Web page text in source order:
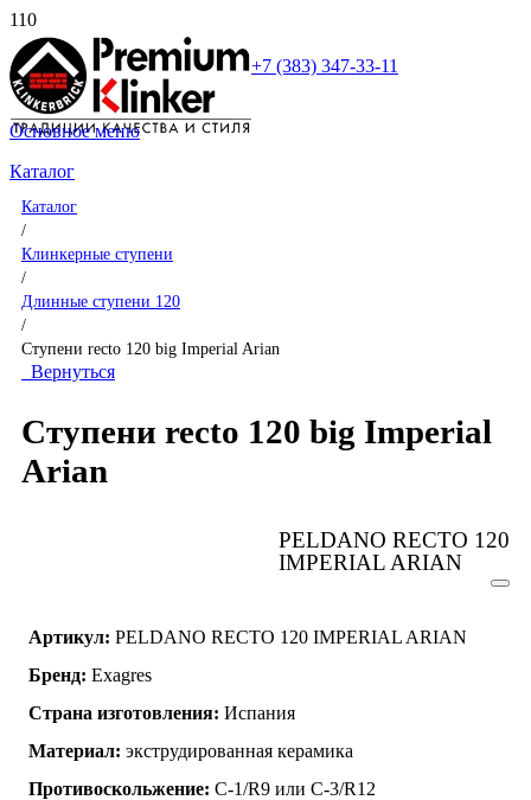
+7 (383) 347-33-11
Основное меню
Каталог
Каталог
/
Клинкерные ступени
/
Длинные ступени 120
/
Ступени recto 120 big Imperial Arian
Вернуться
Ступени recto 120 big Imperial
Arian
PELDANO RECTO 120
IMPERIAL ARIAN
Артикул: PELDANO RECTO 120 IMPERIAL ARIAN
Бренд: Exagres
Страна изготовления: Испания
Материал: экструдированная керамика
Противоскольжение: C-1/R9 или C-3/R12